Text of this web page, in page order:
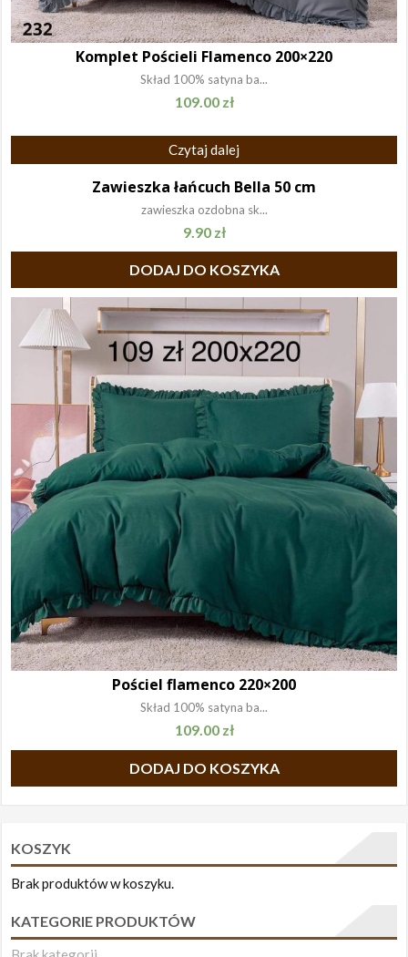
Komplet Pościeli Flamenco 200×220
Skład 100% satyna ba...
109.00 zł
Czytaj dalej
Zawieszka łańcuch Bella 50 cm
zawieszka ozdobna sk...
9.90 zł
DODAJ DO KOSZYKA
Pościel flamenco 220×200
Skład 100% satyna ba...
109.00 zł
DODAJ DO KOSZYKA
KOSZYK
Brak produktów w koszyku.
KATEGORIE PRODUKTÓW